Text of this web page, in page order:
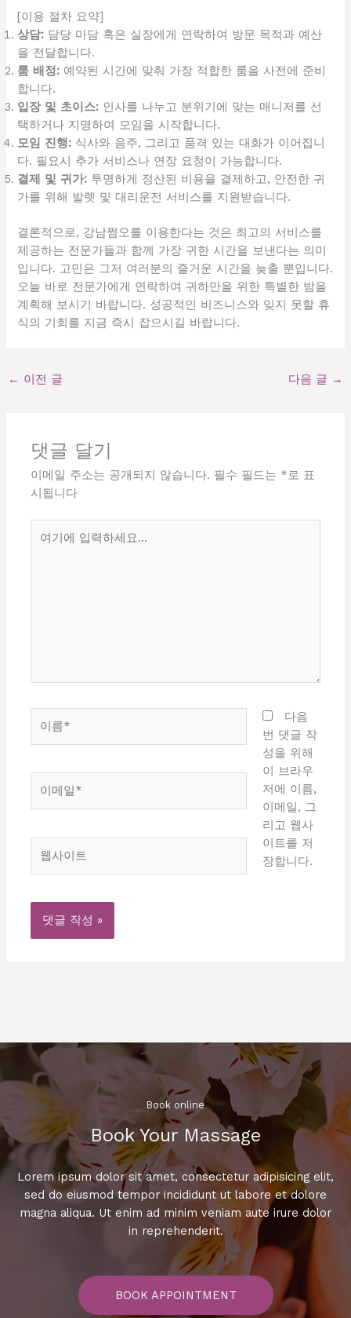
[이용 절차 요약]
상담: 담당 마담 혹은 실장에게 연락하여 방문 목적과 예산
을 전달합니다.
룸 배정: 예약된 시간에 맞춰 가장 적합한 룸을 사전에 준비
합니다.
입장 및 초이스: 인사를 나누고 분위기에 맞는 매니저를 선
택하거나 지명하여 모임을 시작합니다.
모임 진행: 식사와 음주, 그리고 품격 있는 대화가 이어집니
다. 필요시 추가 서비스나 연장 요청이 가능합니다.
결제 및 귀가: 투명하게 정산된 비용을 결제하고, 안전한 귀
가를 위해 발렛 및 대리운전 서비스를 지원받습니다.
결론적으로, 강남쩜오를 이용한다는 것은 최고의 서비스를
제공하는 전문가들과 함께 가장 귀한 시간을 보낸다는 의미
입니다. 고민은 그저 여러분의 즐거운 시간을 늦출 뿐입니다.
오늘 바로 전문가에게 연락하여 귀하만을 위한 특별한 밤을
계획해 보시기 바랍니다. 성공적인 비즈니스와 잊지 못할 휴
식의 기회를 지금 즉시 잡으시길 바랍니다.
← 이전 글 다음 글 →
댓글 달기
이메일 주소는 공개되지 않습니다. 필수 필드는 *로 표
시됩니다
*
트
다음
번 댓글 작
성을 위해
이 브라우
저에 이름,
이메일, 그
리고 웹사
이트를 저
장합니다.
Book online​
Book Your Massage​
Lorem ipsum dolor sit amet, consectetur adipisicing elit,
sed do eiusmod tempor incididunt ut labore et dolore
magna aliqua. Ut enim ad minim veniam aute irure dolor
in reprehenderit.
BOOK APPOINTMENT